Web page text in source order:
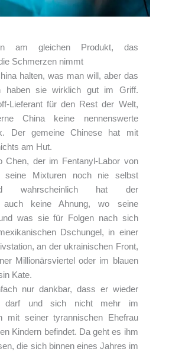
am gleichen Produkt, das
Schmerzen nimmt
halten, was man will, aber das
haben sie wirklich gut im Griff.
Lieferant für den Rest der Welt,
China keine nennenswerte
Der gemeine Chinese hat mit
am Hut.
Chen, der im Fentanyl-Labor von
seine Mixturen noch nie selbst
wahrscheinlich hat der
auch keine Ahnung, wo seine
was sie für Folgen nach sich
Dschungel, in einer
an der ukrainischen Front,
Millionärsviertel oder im blauen
Kate.
nur dankbar, dass er wieder
darf und sich nicht mehr im
mit seiner tyrannischen Ehefrau
Kindern befindet. Da geht es ihm
die sich binnen eines Jahres im